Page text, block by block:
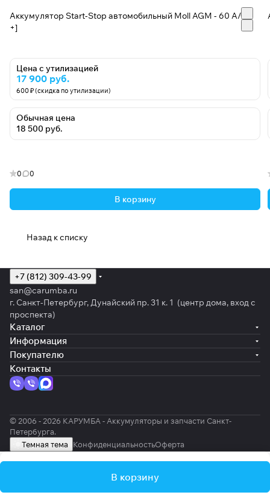
Аккумулятор Start-Stop автомобильный Moll AGM - 60 А/ч [-
+]
Цена с утилизацией
17 900 руб.
600 ₽ (скидка по утилизации)
Обычная цена
18 500 руб.
0 0
В корзину
Назад к списку
В корзину
+7 (812) 309-43-99
san@carumba.ru
г. Санкт-Петербург, Дунайский пр. 31 к. 1 (центр дома, вход с
проспекта)
Каталог
Информация
Покупателю
Контакты
© 2006 - 2026 КАРУМБА - Аккумуляторы и запчасти Санкт-
Петербурга.
Темная тема КонфиденциальностьОферта